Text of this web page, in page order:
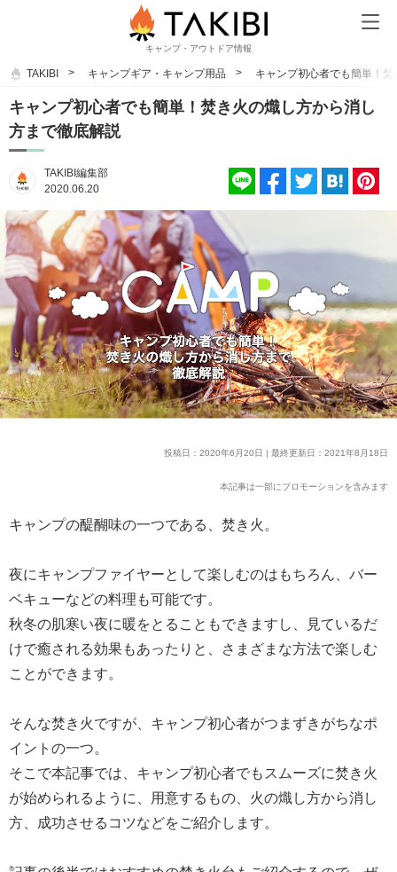
キャンプ・アウトドア情報
TAKIBI キャンプギア・キャンプ用品 キャンプ初心者でも簡単！
キャンプ初心者でも簡単！焚き火の熾し方から消し
方まで徹底解説
TAKIBI編集部
2020.06.20
投稿日：2020年6月20日 | 最終更新日：2021年8月18日
本記事は一部にプロモーションを含みます
キャンプの醍醐味の一つである、焚き火。
夜にキャンプファイヤーとして楽しむのはもちろん、バー
ベキューなどの料理も可能です。
秋冬の肌寒い夜に暖をとることもできますし、見ているだ
けで癒される効果もあったりと、さまざまな方法で楽しむ
ことができます。
そんな焚き火ですが、キャンプ初心者がつまずきがちなポ
イントの一つ。
そこで本記事では、キャンプ初心者でもスムーズに焚き火
が始められるように、用意するもの、火の熾し方から消し
方、成功させるコツなどをご紹介します。